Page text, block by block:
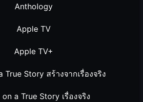
Anthology
Apple TV
Apple TV+
True Story สร้างจากเรื่องจริง
on a True Story เรื่องจริง